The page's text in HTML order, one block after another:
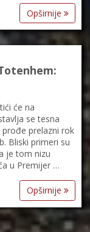
Opširnije
će na
se tesna
prelazni rok
Bliski primeri su
je tom nizu
u Premijer …
Opširnije